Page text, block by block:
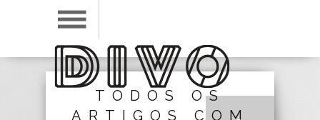
TODOS OS
ARTIGOS COM